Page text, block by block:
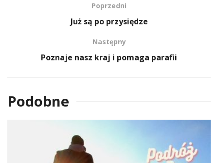
Poprzedni
Już są po przysiędze
Następny
Poznaje nasz kraj i pomaga parafii
Podobne